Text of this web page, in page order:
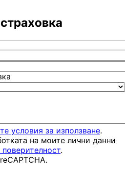
условия за използване.
на моите лични данни
.